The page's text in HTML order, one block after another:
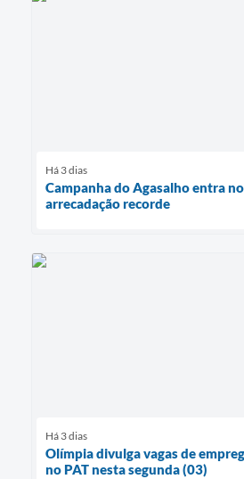
Há 3 dias
Campanha do Agasalho entra
arrecadação recorde
Há 3 dias
Olímpia divulga vagas de
no PAT nesta segunda (03)